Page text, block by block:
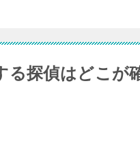
る探偵はどこが